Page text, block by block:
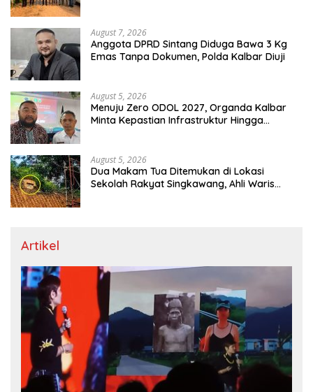
August 7, 2026
Anggota DPRD Sintang Diduga Bawa 3 Kg
Emas Tanpa Dokumen, Polda Kalbar Diuji
August 5, 2026
Menuju Zero ODOL 2027, Organda Kalbar
Minta Kepastian Infrastruktur Hingga
August 5, 2026
Dua Makam Tua Ditemukan di Lokasi
Sekolah Rakyat Singkawang, Ahli Waris
Artikel